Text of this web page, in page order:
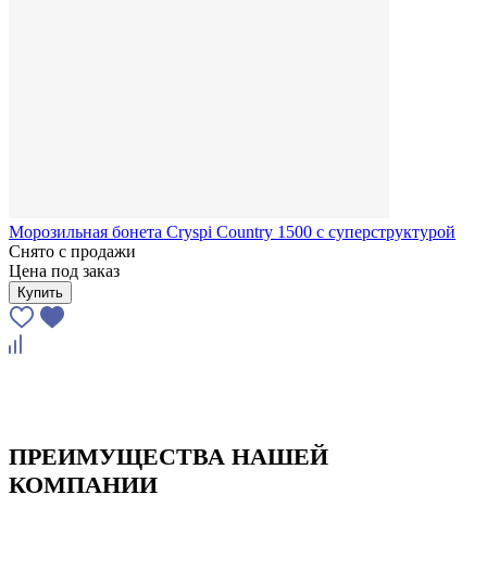
Морозильная бонета Cryspi Country 1500 с суперструктурой
Снято с продажи
Цена под заказ
Купить
ПРЕИМУЩЕСТВА НАШЕЙ
КОМПАНИИ